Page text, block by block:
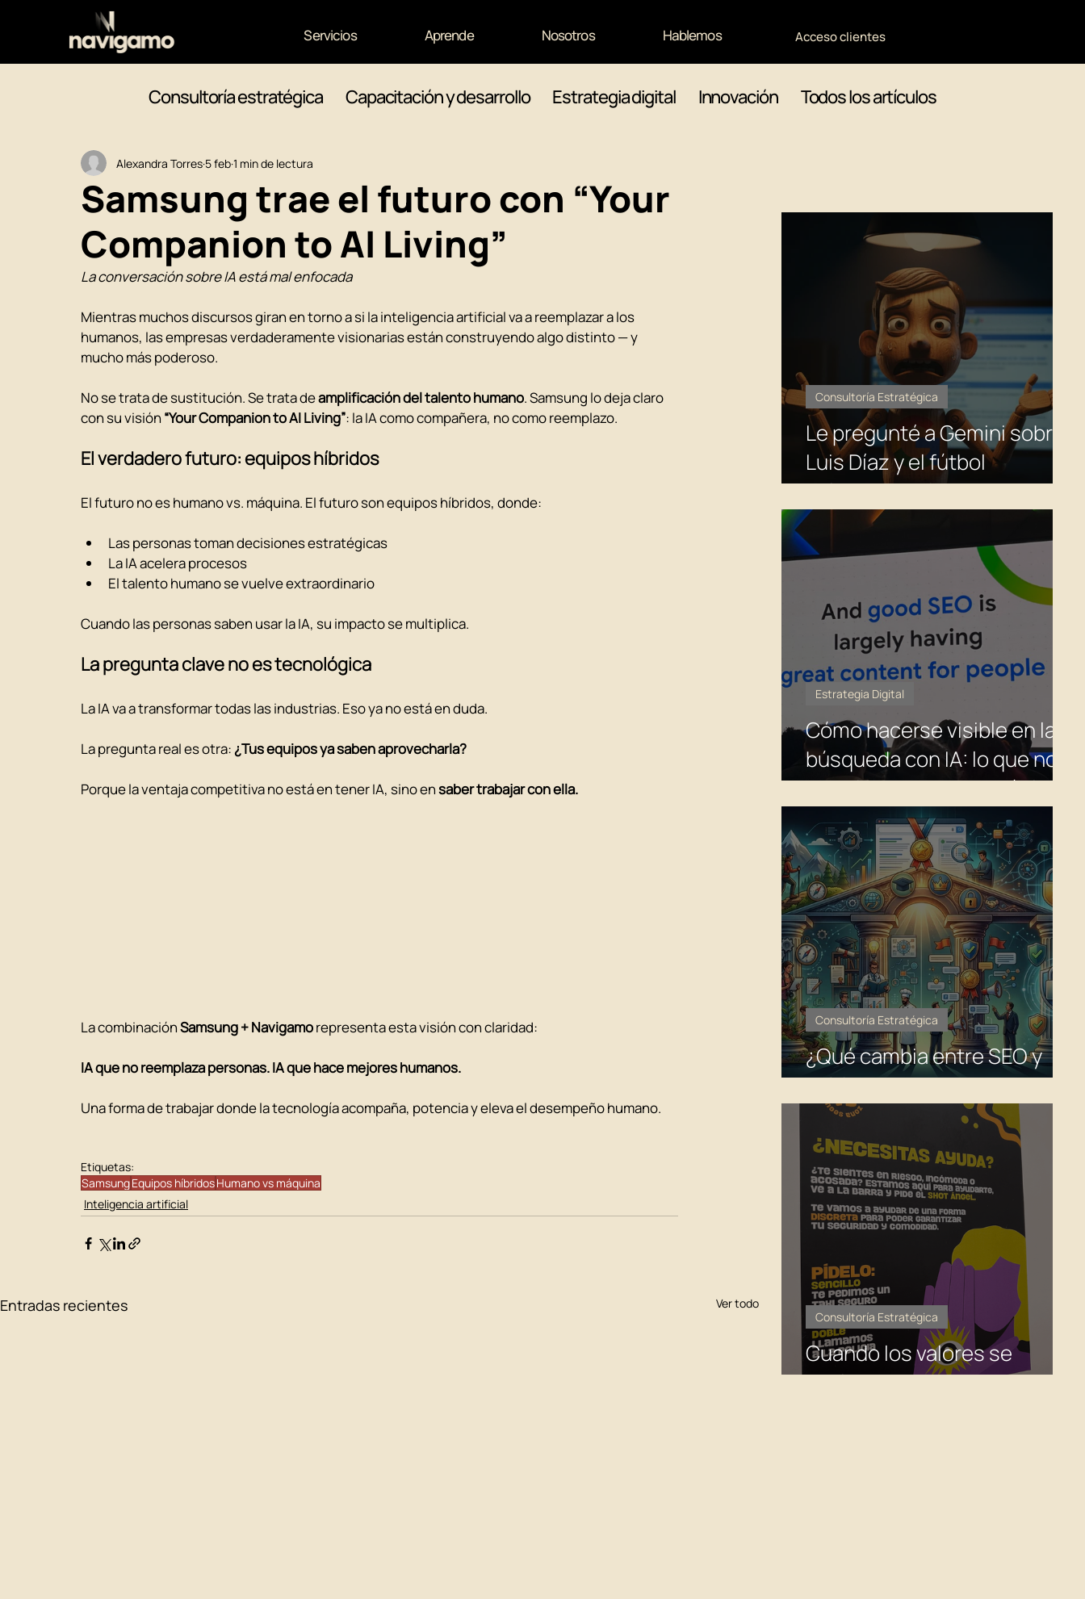
Servicios Aprende Nosotros Hablemos Acceso clientes
Consultoría estratégica Capacitación y desarrollo Estrategia digital Innovación Todos los artículos
Samsung trae el futuro con “Your
Companion to AI Living”
Alexandra Torres 5 feb1 min de lectura
La conversación sobre IA está mal enfocada
Mientras muchos discursos giran en torno a si la inteligencia artificial va a reemplazar a los
humanos, las empresas verdaderamente visionarias están construyendo algo distinto — y
mucho más poderoso.
No se trata de sustitución. Se trata de amplificación del talento humano. Samsung lo deja claro
con su visión “Your Companion to AI Living”: la IA como compañera, no como reemplazo.
El verdadero futuro: equipos híbridos
El futuro no es humano vs. máquina. El futuro son equipos híbridos, donde:
Las personas toman decisiones estratégicas
La IA acelera procesos
El talento humano se vuelve extraordinario
Cuando las personas saben usar la IA, su impacto se multiplica.
La pregunta clave no es tecnológica
La IA va a transformar todas las industrias. Eso ya no está en duda.
La pregunta real es otra: ¿Tus equipos ya saben aprovecharla?
Porque la ventaja competitiva no está en tener IA, sino en saber trabajar con ella.
La combinación Samsung + Navigamo representa esta visión con claridad:
IA que no reemplaza personas. IA que hace mejores humanos.
Una forma de trabajar donde la tecnología acompaña, potencia y eleva el desempeño humano.
Etiquetas:
SamsungEquipos híbridosHumano vs máquina
Inteligencia artificial
Entradas recientes Ver todo
Le pregunté a Gemini sobre
Luis Díaz y el fútbol
colombiano. Se contradijo
solo. Esto es lo que significa
para el SEO y el GEO.
Consultoría Estratégica
Cómo hacerse visible en la
búsqueda con IA: lo que nos
dijo el intermediario público
de Google para la búsqueda
y lo que omitió.
Estrategia Digital
¿Qué cambia entre SEO y
AIO?
Consultoría Estratégica
Cuando los valores se
vuelven promesas activas
Consultoría Estratégica